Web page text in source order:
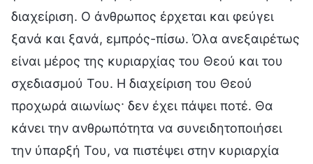
διαχείριση. Ο άνθρωπος έρχεται και φεύγει
ξανά και ξανά, εμπρός-πίσω. Όλα ανεξαιρέτως
είναι μέρος της κυριαρχίας του Θεού και του
σχεδιασμού Του. Η διαχείριση του Θεού
προχωρά αιωνίως· δεν έχει πάψει ποτέ. Θα
κάνει την ανθρωπότητα να συνειδητοποιήσει
την ύπαρξή Του, να πιστέψει στην κυριαρχία